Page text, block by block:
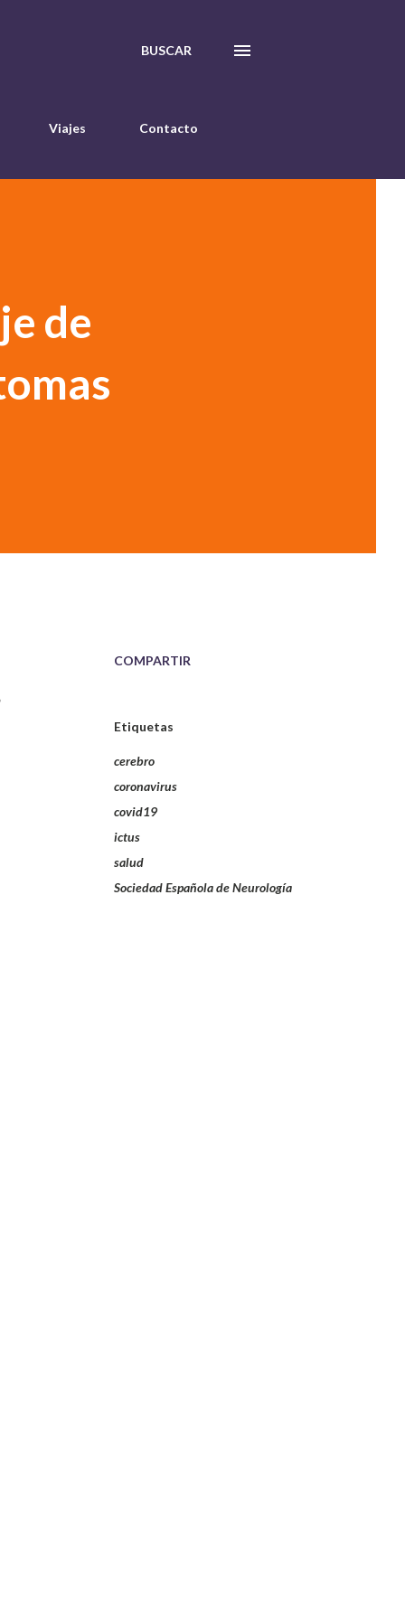
BUSCAR
Viajes Contacto
de
COMPARTIR
Etiquetas
cerebro
coronavirus
covid19
ictus
salud
Sociedad Española de Neurología